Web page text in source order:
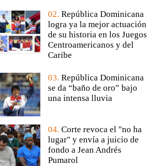
02. República Dominicana
logra ya la mejor actuación
de su historia en los Juegos
Centroamericanos y del
Caribe
03. República Dominicana
se da “baño de oro” bajo
una intensa lluvia
04. Corte revoca el "no ha
lugar" y envía a juicio de
fondo a Jean Andrés
Pumarol